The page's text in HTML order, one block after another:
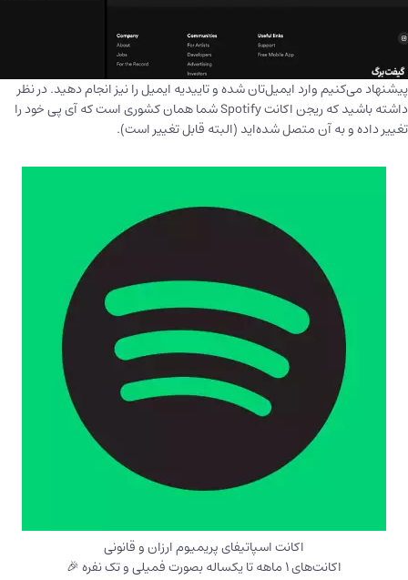
پیشنهاد می‌کنیم وارد ایمیل‌تان شده و تاییدیه ایمیل را نیز انجام دهید. در نظر
داشته باشید که ریجن اکانت Spotify شما همان کشوری است که آی پی خود را
تغییر داده و به آن متصل شده‌اید (البته قابل تغییر است).
اکانت اسپاتیفای پریمیوم ارزان و قانونی
اکانت‌های ۱ ماهه تا یکساله بصورت فمیلی و تک نفره 🎉